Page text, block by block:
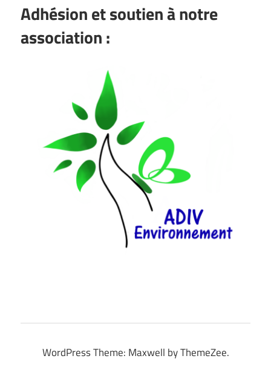
Adhésion et soutien à notre
association :
WordPress Theme: Maxwell by ThemeZee.